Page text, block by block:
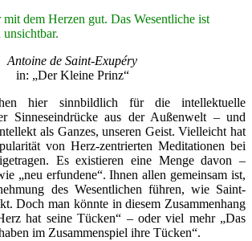
dem Herzen gut. Das Wesentliche ist
Antoine de Saint-Exupéry
in: „Der Kleine Prinz“
hier sinnbildlich für die intellektuelle
Sinneseindrücke aus der Außenwelt – und
als Ganzes, unseren Geist. Vielleicht hat
von Herz-zentrierten Meditationen bei
Es existieren eine Menge davon –
„neu erfundene“. Ihnen allen gemeinsam ist,
des Wesentlichen führen, wie Saint-
Doch man könnte in diesem Zusammenhang
hat seine Tücken“ – oder viel mehr „Das
im Zusammenspiel ihre Tücken“.